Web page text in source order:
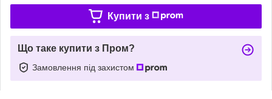
Купити з
Що таке купити з Пром?
Замовлення під захистом